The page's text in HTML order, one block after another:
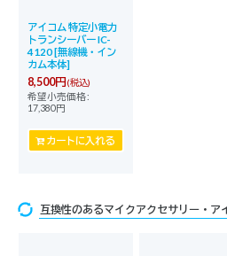
アイコム 特定小電力
トランシーバー IC-
4120 [無線機・イン
カム本体]
8,500円 (税込)
希望小売価格:
17,380円
カートに入れる
互換性のあるマイクアクセサリー・ア